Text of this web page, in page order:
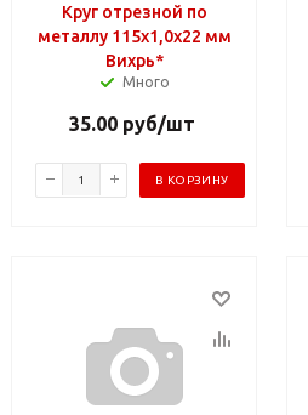
Круг отрезной по
металлу 115х1,0х22 мм
Вихрь*
Много
35.00 руб/шт
В КОРЗИНУ